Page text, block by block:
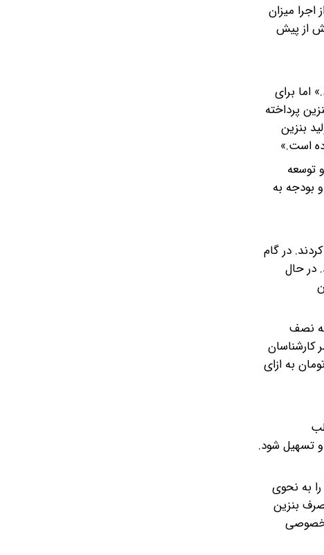
از اجرا میزان
بیش از پیش
اما برای
پرداخته
بنزین
است.»
توسعه
بودجه به
در گام
در ماه کاهش یابد. در حال
به نصف
براساس نظر کارشناسان
سوخت‌گیری بنزین خودروها با استفاده از کارت اضطراری جایگاه معادل ۱۵ هزار تومان به ازای
و تسهیل شود.
به نحوی
بنزین
خصوصی